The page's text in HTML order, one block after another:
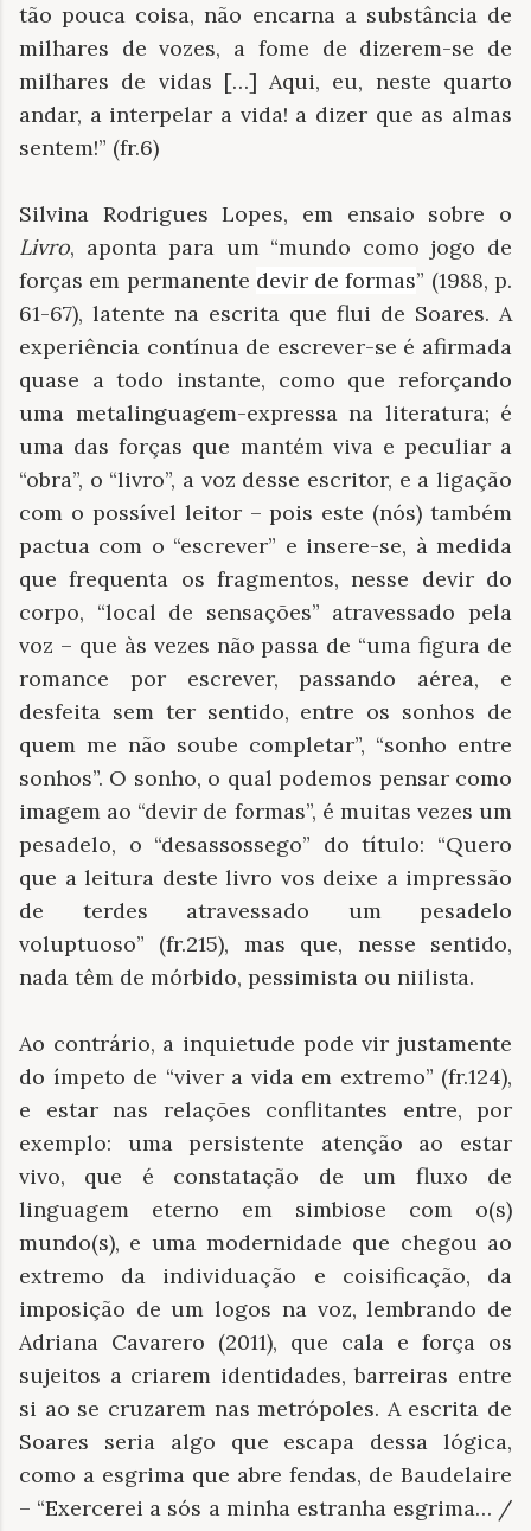
tão pouca coisa, não encarna a substância de
milhares de vozes, a fome de dizerem-se de
milhares de vidas […] Aqui, eu, neste quarto
andar, a interpelar a vida! a dizer que as almas
sentem!” (fr.6)
Silvina Rodrigues Lopes, em ensaio sobre o
Livro, aponta para um “mundo como jogo de
forças em permanente devir de formas” (1988, p.
61-67), latente na escrita que flui de Soares. A
experiência contínua de escrever-se é afirmada
quase a todo instante, como que reforçando
uma metalinguagem-expressa na literatura; é
uma das forças que mantém viva e peculiar a
“obra”, o “livro”, a voz desse escritor, e a ligação
com o possível leitor – pois este (nós) também
pactua com o “escrever” e insere-se, à medida
que frequenta os fragmentos, nesse devir do
corpo, “local de sensações” atravessado pela
voz – que às vezes não passa de “uma figura de
romance por escrever, passando aérea, e
desfeita sem ter sentido, entre os sonhos de
quem me não soube completar”, “sonho entre
sonhos”. O sonho, o qual podemos pensar como
imagem ao “devir de formas”, é muitas vezes um
pesadelo, o “desassossego” do título: “Quero
que a leitura deste livro vos deixe a impressão
de terdes atravessado um pesadelo
voluptuoso” (fr.215), mas que, nesse sentido,
nada têm de mórbido, pessimista ou niilista.
Ao contrário, a inquietude pode vir justamente
do ímpeto de “viver a vida em extremo” (fr.124),
e estar nas relações conflitantes entre, por
exemplo: uma persistente atenção ao estar
vivo, que é constatação de um fluxo de
linguagem eterno em simbiose com o(s)
mundo(s), e uma modernidade que chegou ao
extremo da individuação e coisificação, da
imposição de um logos na voz, lembrando de
Adriana Cavarero (2011), que cala e força os
sujeitos a criarem identidades, barreiras entre
si ao se cruzarem nas metrópoles. A escrita de
Soares seria algo que escapa dessa lógica,
como a esgrima que abre fendas, de Baudelaire
– “Exercerei a sós a minha estranha esgrima… /